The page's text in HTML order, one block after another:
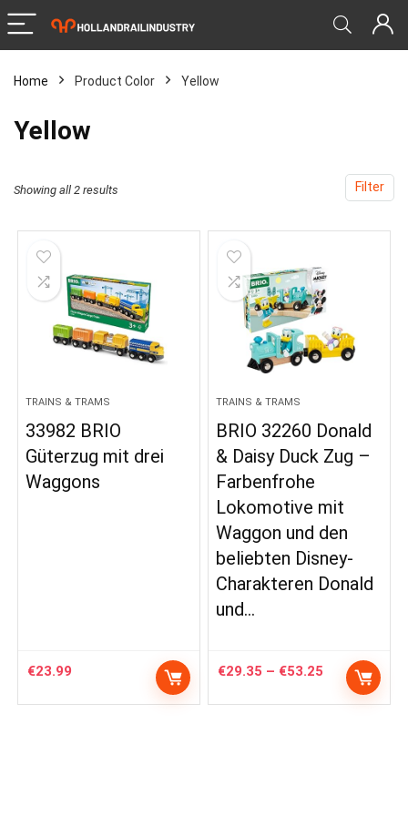
Home Product Color ‎Yellow
‎Yellow
Filter
Showing all 2 results
TRAINS & TRAMS
33982 BRIO
Güterzug mit drei
Waggons
€23.99
TRAINS & TRAMS
BRIO 32260 Donald
& Daisy Duck Zug –
Farbenfrohe
Lokomotive mit
Waggon und den
beliebten Disney-
Charakteren Donald
und…
€29.35 – €53.25 Price
range:
€29.35